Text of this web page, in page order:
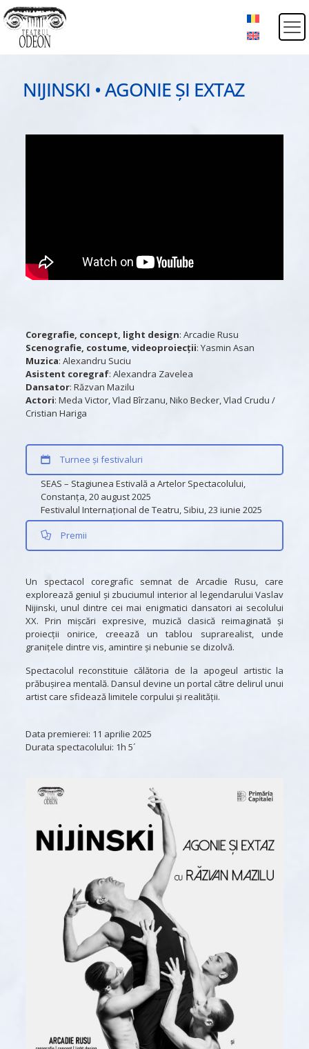
NIJINSKI • AGONIE ȘI EXTAZ
Coregrafie, concept, light design: Arcadie Rusu
Scenografie, costume, videoproiecții: Yasmin Asan
Muzica: Alexandru Suciu
Asistent coregraf: Alexandra Zavelea
Dansator: Răzvan Mazilu
Actori: Meda Victor, Vlad Bîrzanu, Niko Becker, Vlad Crudu /
Cristian Hariga
Turnee și festivaluri
SEAS – Stagiunea Estivală a Artelor Spectacolului,
Constanța, 20 august 2025
Festivalul Internațional de Teatru, Sibiu, 23 iunie 2025
Premii
Un spectacol coregrafic semnat de Arcadie Rusu, care
explorează geniul și zbuciumul interior al legendarului Vaslav
Nijinski, unul dintre cei mai enigmatici dansatori ai secolului
XX. Prin mișcări expresive, muzică clasică reimaginată și
proiecții onirice, creează un tablou suprarealist, unde
granițele dintre vis, amintire și nebunie se dizolvă.
Spectacolul reconstituie călătoria de la apogeul artistic la
prăbușirea mentală. Dansul devine un portal către delirul unui
artist care sfidează limitele corpului și realității.
Data premierei: 11 aprilie 2025
Durata spectacolului: 1h 5´